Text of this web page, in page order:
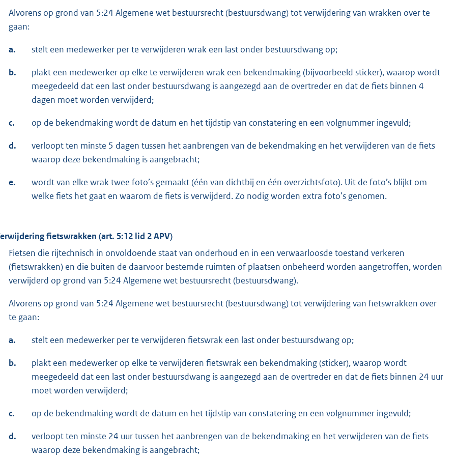
Alvorens op grond van 5:24 Algemene wet bestuursrecht (bestuursdwang) tot verwijdering van wrakken over te
gaan:
a. stelt een medewerker per te verwijderen wrak een last onder bestuursdwang op;
b.
plakt een medewerker op elke te verwijderen wrak een bekendmaking (bijvoorbeeld sticker), waarop wordt
meegedeeld dat een last onder bestuursdwang is aangezegd aan de overtreder en dat de fiets binnen 4
dagen moet worden verwijderd;
c. op de bekendmaking wordt de datum en het tijdstip van constatering en een volgnummer ingevuld;
d.
verloopt ten minste 5 dagen tussen het aanbrengen van de bekendmaking en het verwijderen van de fiets
waarop deze bekendmaking is aangebracht;
e.
wordt van elke wrak twee foto’s gemaakt (één van dichtbij en één overzichtsfoto). Uit de foto’s blijkt om
welke fiets het gaat en waarom de fiets is verwijderd. Zo nodig worden extra foto’s genomen.
fietswrakken (art. 5:12 lid 2 APV)
Fietsen die rijtechnisch in onvoldoende staat van onderhoud en in een verwaarloosde toestand verkeren
(fietswrakken) en die buiten de daarvoor bestemde ruimten of plaatsen onbeheerd worden aangetroffen, worden
verwijderd op grond van 5:24 Algemene wet bestuursrecht (bestuursdwang).
Alvorens op grond van 5:24 Algemene wet bestuursrecht (bestuursdwang) tot verwijdering van fietswrakken over
te gaan:
a. stelt een medewerker per te verwijderen fietswrak een last onder bestuursdwang op;
b.
plakt een medewerker op elke te verwijderen fietswrak een bekendmaking (sticker), waarop wordt
meegedeeld dat een last onder bestuursdwang is aangezegd aan de overtreder en dat de fiets binnen 24 uur
moet worden verwijderd;
c. op de bekendmaking wordt de datum en het tijdstip van constatering en een volgnummer ingevuld;
d.
verloopt ten minste 24 uur tussen het aanbrengen van de bekendmaking en het verwijderen van de fiets
waarop deze bekendmaking is aangebracht;